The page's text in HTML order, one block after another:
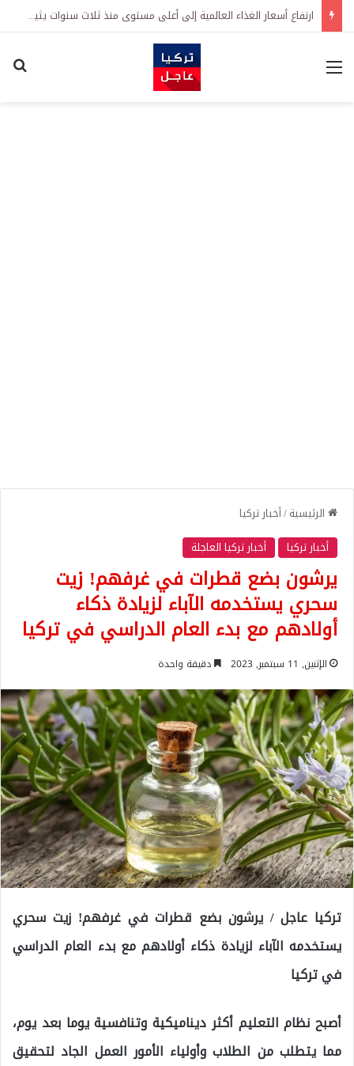
ارتفاع أسعار الغذاء العالمية إلى أعلى مستوى منذ ثلاث سنوات يثير مخاوف من موجة غلاء جديدة
القائمة
الرئيسية/أخبار تركيا
أخبار تركيا
أخبار تركيا العاجلة
يرشون بضع قطرات في غرفهم! زيت
سحري يستخدمه الآباء لزيادة ذكاء
أولادهم مع بدء العام الدراسي في تركيا
الإثنين, 11 سبتمبر, 2023 دقيقة واحدة
تركيا عاجل / يرشون بضع قطرات في غرفهم! زيت سحري
يستخدمه الآباء لزيادة ذكاء أولادهم مع بدء العام الدراسي
في تركيا
أصبح نظام التعليم أكثر ديناميكية وتنافسية يوما بعد يوم،
مما يتطلب من الطلاب وأولياء الأمور العمل الجاد لتحقيق